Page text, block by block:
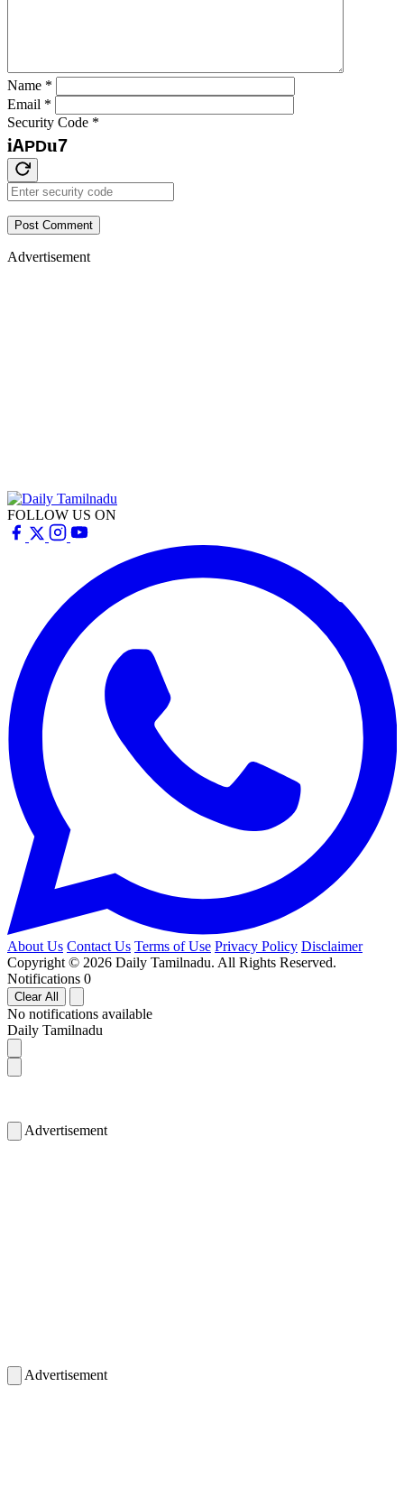
Name *
Email *
Security Code *
iAPDu7
Post Comment
Advertisement
FOLLOW US ON
About Us Contact Us Terms of Use Privacy Policy Disclaimer
Copyright © 2026 Daily Tamilnadu. All Rights Reserved.
Notifications 0
Clear All
No notifications available
Daily Tamilnadu
Advertisement
Advertisement